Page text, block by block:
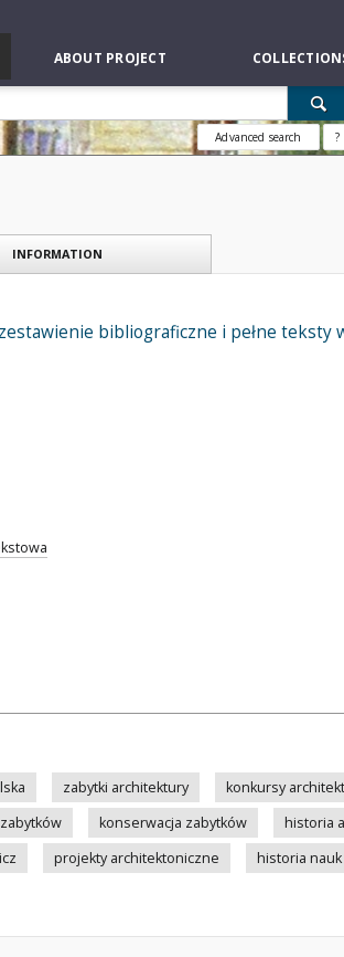
ABOUT PROJECT
Advanced search ?
INFORMATION
bibliograficzne i pełne teksty
zabytki architektury
konkursy
konserwacja zabytków historia
projekty architektoniczne historia